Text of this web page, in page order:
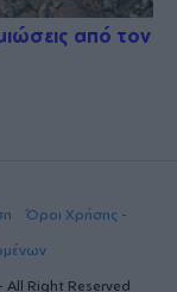
από τον
Όροι Χρήσης -
Right Reserved